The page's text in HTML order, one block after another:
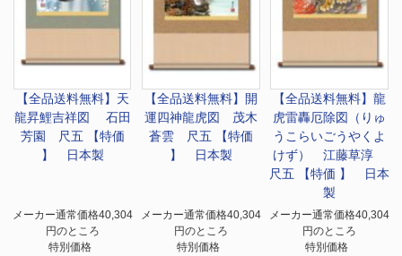
【全品送料無料】 天
龍昇鯉吉祥図 石田
芳園 尺五 【特価
】 日本製
メーカー通常価格40,304
円のところ
特別価格
【全品送料無料】 開
運四神龍虎図 茂木
蒼雲 尺五 【特価
】 日本製
メーカー通常価格40,304
円のところ
特別価格
【全品送料無料】龍
虎雷轟厄除図（りゅ
うこらいごうやくよ
けず） 江藤草淳
尺五 【特価 】 日本
製
メーカー通常価格40,304
円のところ
特別価格